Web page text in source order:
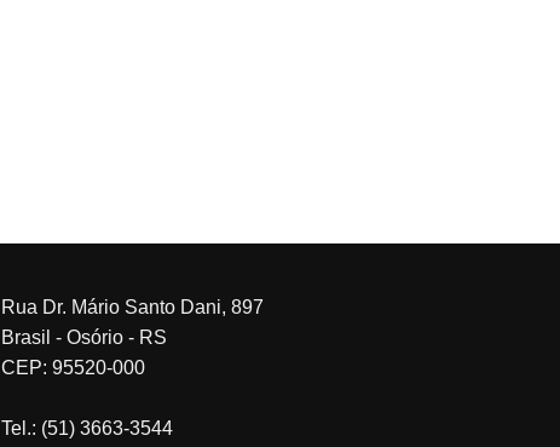
Rua Dr. Mário Santo Dani, 897
Brasil - Osório - RS
CEP: 95520-000
Tel.: (51) 3663-3544